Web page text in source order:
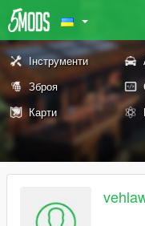
Інструменти
Зброя
Карти